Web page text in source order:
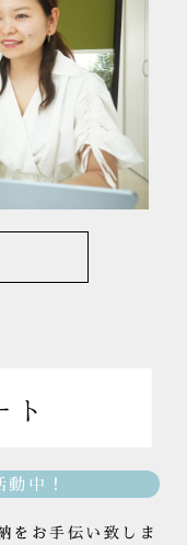
中！
をお手伝い致しま